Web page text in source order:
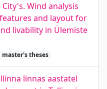
Wind analysis
and layout for
livability in Ülemiste
master's theses
linnas aastatel